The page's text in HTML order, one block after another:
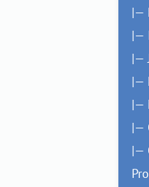
|—
|—
|—
|—
|—
|—
|—